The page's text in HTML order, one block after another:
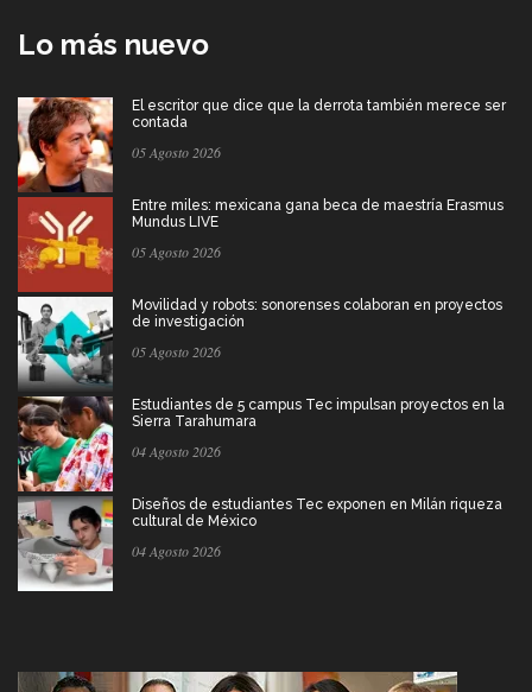
Lo más nuevo
El escritor que dice que la derrota también merece ser
contada
05 Agosto 2026
Entre miles: mexicana gana beca de maestría Erasmus
Mundus LIVE
05 Agosto 2026
Movilidad y robots: sonorenses colaboran en proyectos
de investigación
05 Agosto 2026
Estudiantes de 5 campus Tec impulsan proyectos en la
Sierra Tarahumara
04 Agosto 2026
Diseños de estudiantes Tec exponen en Milán riqueza
cultural de México
04 Agosto 2026